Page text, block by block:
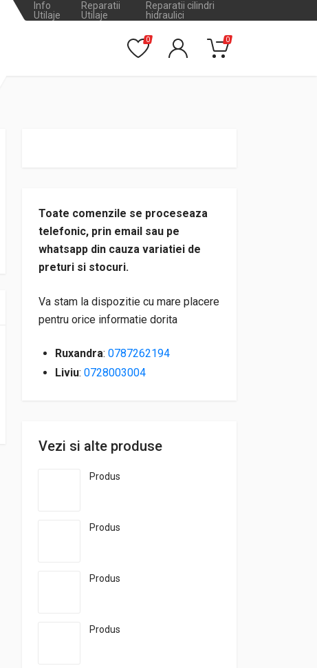
Info
Utilaje
Reparatii
Utilaje
Reparatii cilindri
hidraulici
0 0
Toate comenzile se proceseaza
telefonic, prin email sau pe
whatsapp din cauza variatiei de
preturi si stocuri.
Va stam la dispozitie cu mare placere
pentru orice informatie dorita
Ruxandra: 0787262194
Liviu: 0728003004
Vezi si alte produse
Produs
Produs
Produs
Produs